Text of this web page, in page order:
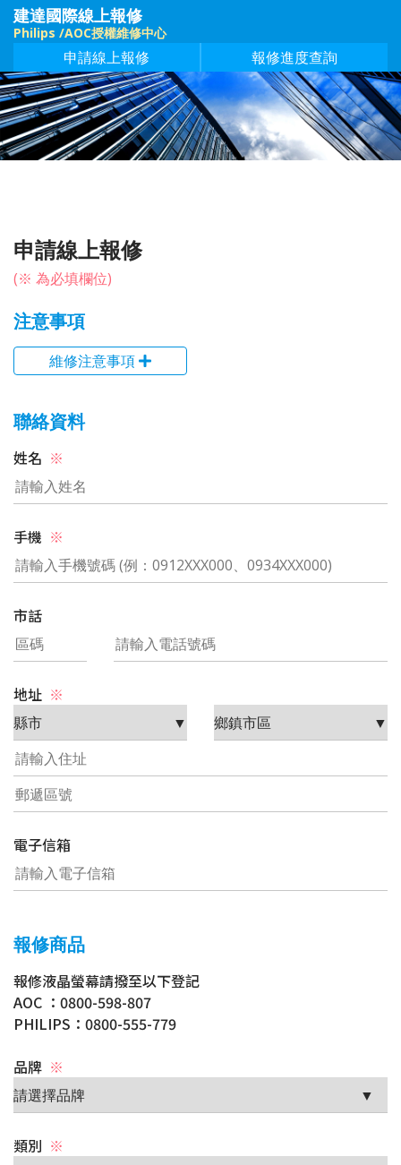
建達國際線上報修
Philips /AOC授權維修中心
申請線上報修 報修進度查詢
申請線上報修
(※ 為必填欄位)
注意事項
維修注意事項
聯絡資料
姓名 ※
手機 ※
市話
地址 ※
電子信箱
報修商品
報修液晶螢幕請撥至以下登記
AOC ：0800-598-807
PHILIPS：0800-555-779
品牌 ※
類別 ※